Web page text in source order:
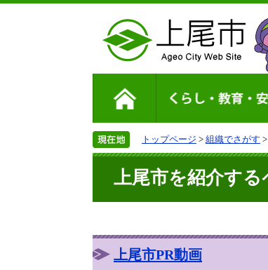
トップページ > 組織でさがす >
上尾市を紹介する
上尾市PR動画